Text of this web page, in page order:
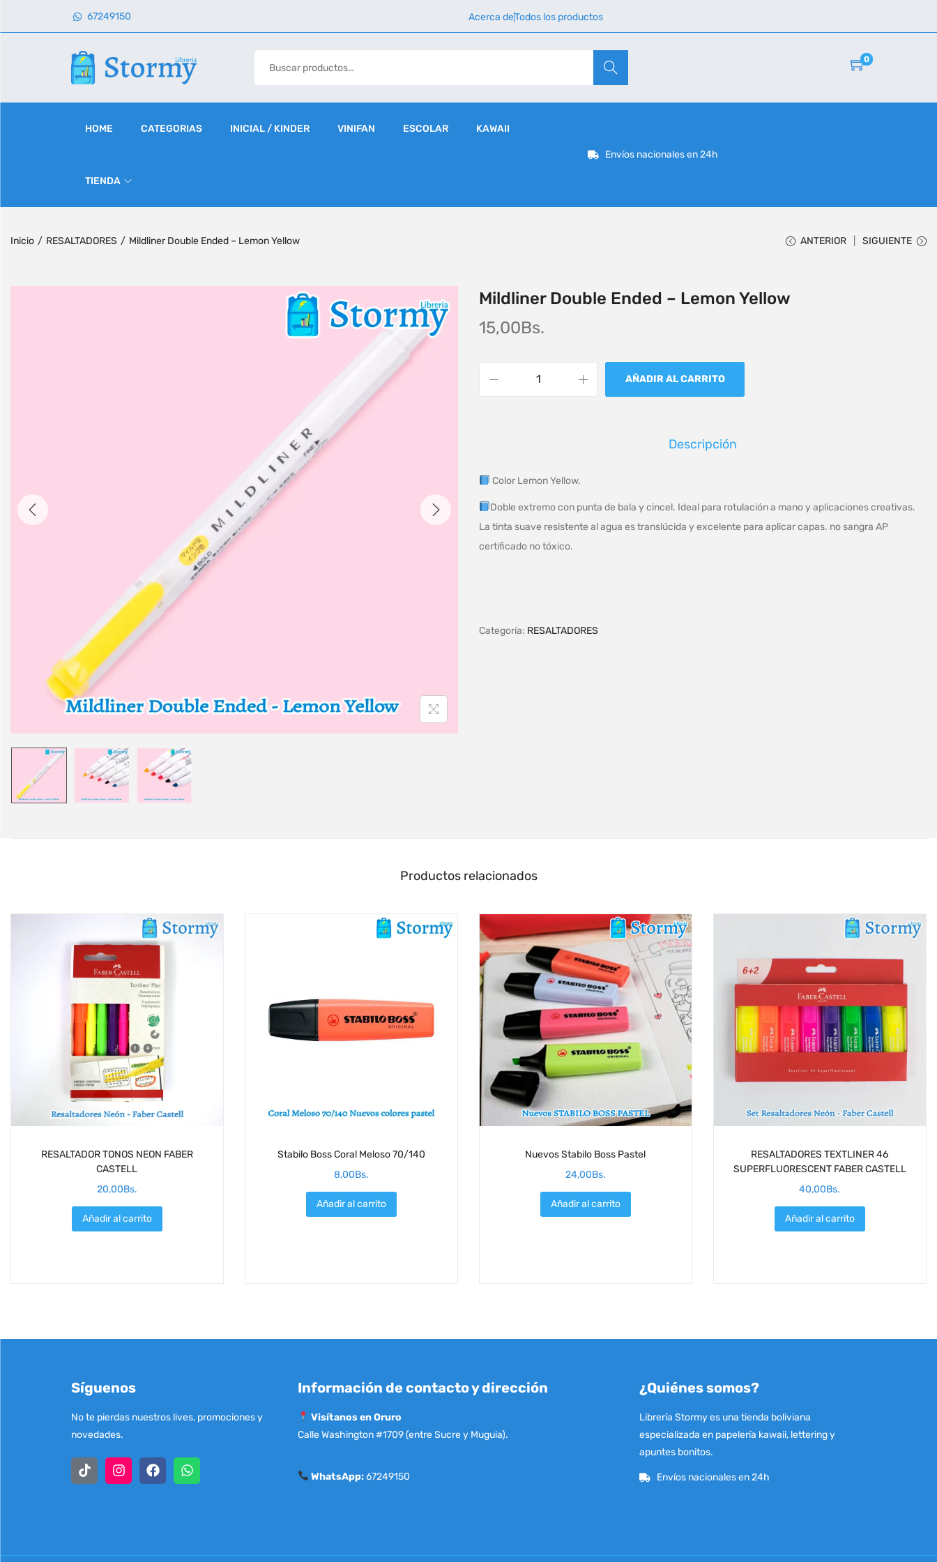
67249150 Acerca deTodos los productos
Buscar
0
HOME CATEGORIAS INICIAL / KINDER VINIFAN ESCOLAR KAWAII
TIENDA
Envíos nacionales en 24h
Inicio / RESALTADORES / Mildliner Double Ended – Lemon Yellow ANTERIOR SIGUIENTE
Mildliner Double Ended – Lemon Yellow
15,00Bs.
AÑADIR AL CARRITO
Descripción
Color Lemon Yellow.
Doble extremo con punta de bala y cincel. Ideal para rotulación a mano y aplicaciones creativas.
La tinta suave resistente al agua es translúcida y excelente para aplicar capas. no sangra AP
certificado no tóxico.
Categoría: RESALTADORES
Productos relacionados
RESALTADOR TONOS NEON FABER
CASTELL
20,00Bs.
Añadir al carrito
Stabilo Boss Coral Meloso 70/140
8,00Bs.
Añadir al carrito
Nuevos Stabilo Boss Pastel
24,00Bs.
Añadir al carrito
RESALTADORES TEXTLINER 46
SUPERFLUORESCENT FABER CASTELL
40,00Bs.
Añadir al carrito
Síguenos
No te pierdas nuestros lives, promociones y
novedades.
Información de contacto y dirección
Visítanos en Oruro
Calle Washington #1709 (entre Sucre y Muguia).
WhatsApp:67249150
¿Quiénes somos?
Librería Stormy es una tienda boliviana
especializada en papelería kawaii, lettering y
apuntes bonitos.
Envíos nacionales en 24h